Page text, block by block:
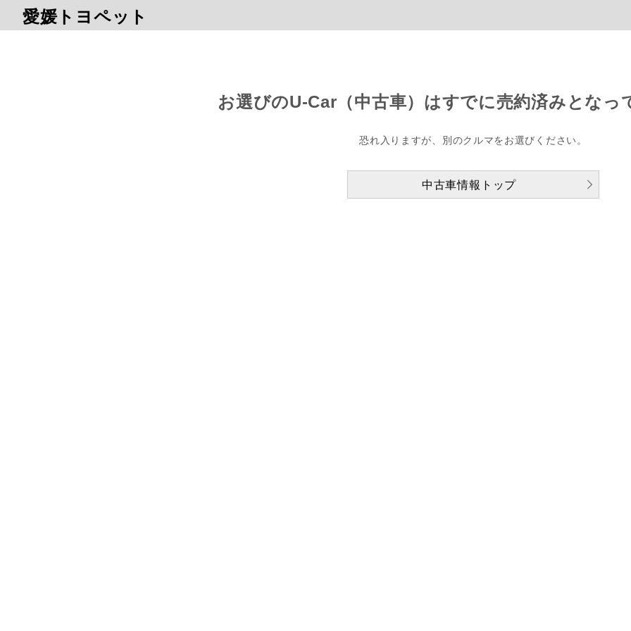
愛媛トヨペット
お選びのU-Car（中古車）はすでに売約済みとなっ
恐れ入りますが、別のクルマをお選びください。
中古車情報トップ